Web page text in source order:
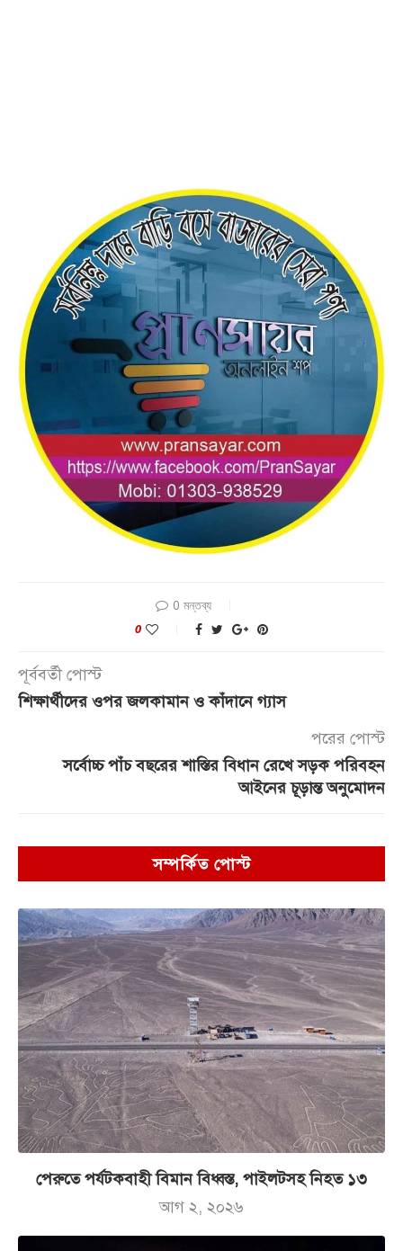
0 মন্তব্য
0
পূর্ববর্তী পোস্ট
শিক্ষার্থীদের ওপর জলকামান ও কাঁদানে গ্যাস
পরের পোস্ট
সর্বোচ্চ পাঁচ বছরের শাস্তির বিধান রেখে সড়ক পরিবহন
আইনের চূড়ান্ত অনুমোদন
সম্পর্কিত পোস্ট
পেরুতে পর্যটকবাহী বিমান বিধ্বস্ত, পাইলটসহ নিহত ১৩
আগ ২, ২০২৬